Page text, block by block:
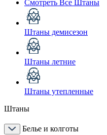
Смотреть Все Штаны
Штаны демисезон
Штаны летние
Штаны утепленные
Штаны
Белье и колготы